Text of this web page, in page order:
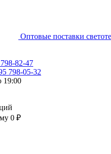
Оптовые поставки
798-82-47
798-05-32
19:00
0 ₽